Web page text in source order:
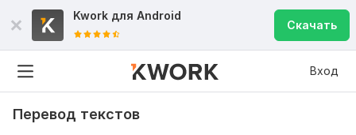
Kwork для Android
Скачать
Вход
Перевод текстов